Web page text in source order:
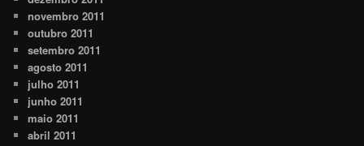
novembro 2011
outubro 2011
setembro 2011
agosto 2011
julho 2011
junho 2011
maio 2011
abril 2011